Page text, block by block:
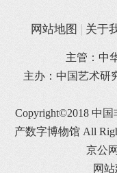
网站地图 关于
主管：中
主办：中国艺术研
Copyright©2018 中
产数字博物馆 All
京公
网